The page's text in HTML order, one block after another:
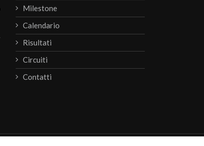
Milestone
Calendario
Risultati
Circuiti
Contatti